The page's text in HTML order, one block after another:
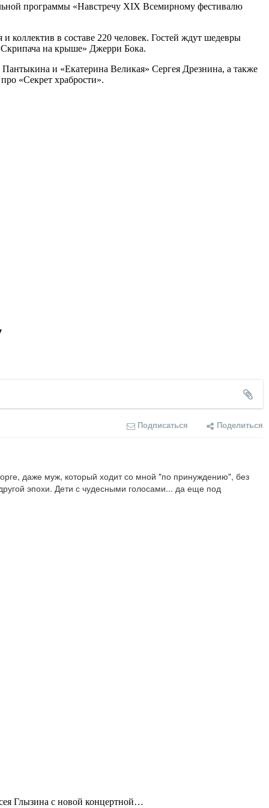
программы «Навстречу XIX Всемирному фестивалю
коллектив в составе 220 человек. Гостей ждут шедевры
на крыше» Джерри Бока.
и «Екатерина Великая» Сергея Дрезнина, а также
«Секрет храбрости».
Подписаться Поделиться
даже муж, который ходит со мной "по принуждению", без
эпохи. Дети с чудесными голосами... да еще под
Глызина с новой концертной…